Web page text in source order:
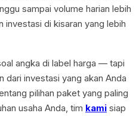
sampai volume harian lebih
di kisaran yang lebih
angka di label harga — tapi
dari investasi yang akan Anda
pilihan paket yang paling
usaha Anda, tim kami siap